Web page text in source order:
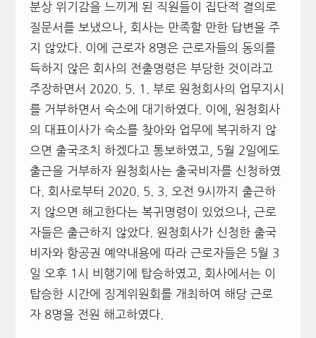
분상 위기감을 느끼게 된 직원들이 집단적 결의로
질문서를 보냈으나, 회사는 만족할 만한 답변을 주
지 않았다. 이에 근로자 8명은 근로자들의 동의를
득하지 않은 회사의 전출명령은 부당한 것이라고
주장하면서 2020. 5. 1. 부로 원청회사의 업무지시
를 거부하면서 숙소에 대기하였다. 이에, 원청회사
의 대표이사가 숙소를 찾아와 업무에 복귀하지 않
으면 출국조치 하겠다고 통보하였고, 5월 2일에도
출근을 거부하자 원청회사는 출국비자를 신청하였
다. 회사로부터 2020. 5. 3. 오전 9시까지 출근하
지 않으면 해고한다는 복귀명령이 있었으나, 근로
자들은 출근하지 않았다. 원청회사가 신청한 출국
비자와 항공권 예약내용에 따라 근로자들은 5월 3
일 오후 1시 비행기에 탑승하였고, 회사에서는 이
탑승한 시간에 징계위원회를 개최하여 해당 근로
자 8명을 전원 해고하였다.